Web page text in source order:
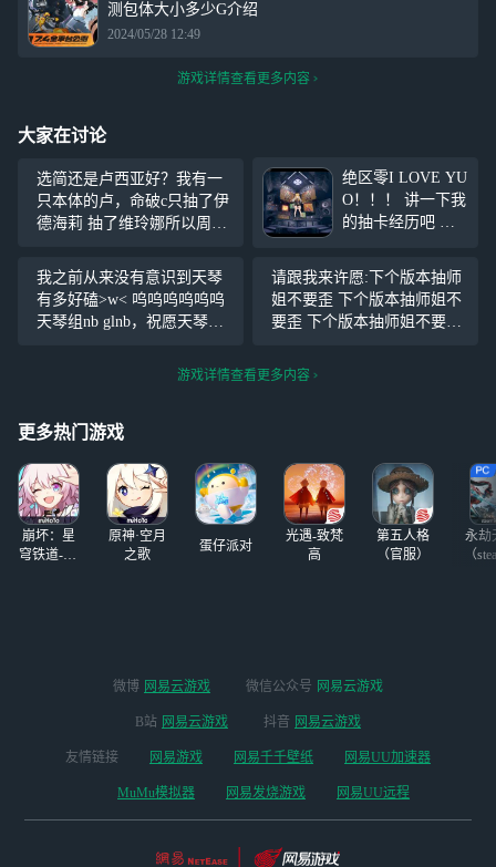
测包体大小多少G介绍
2024/05/28 12:49
游戏详情查看更多内容
大家在讨论
选简还是卢西亚好？我有一
只本体的卢，命破c只抽了伊
德海莉 抽了维玲娜所以周年
到底选哪个好？
绝区零I LOVE YU
O！！！ 讲一下我
的抽卡经历吧 小
中号凯撒池专武十
发出 大号星见雅1
40发出2个（正
常） 然后武器池
我之前从来没有意识到天琴
有多好磕>w< 呜呜呜呜呜呜
天琴组nb glnb，祝愿天琴组
请跟我来许愿:下个版本抽师
姐不要歪 下个版本抽师姐不
要歪 下个版本抽师姐不要歪
版本抽师姐不要歪 下个版本
游戏详情查看更多内容
更多热门游戏
崩坏：星
穹铁道-4.4
原神·空月
之歌
蛋仔派对
光遇-致梵
高
第五人格
（官服）
永劫
（
微博 网易云游戏 微信公众号 网易云游戏
B站 网易云游戏 抖音 网易云游戏
友情链接 网易游戏 网易千千壁纸 网易UU加速器
MuMu模拟器 网易发烧游戏 网易UU远程